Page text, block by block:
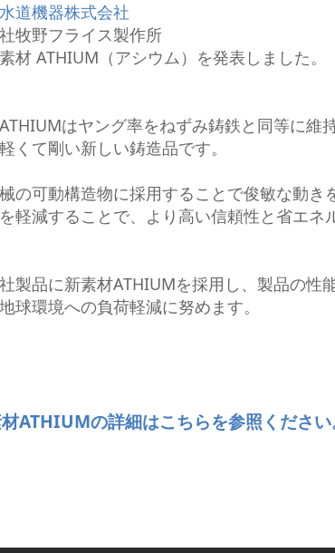
道機器株式会社
牧野フライス製作所
材 ATHIUM（アシウム）を発表しました。
はヤング率をねずみ鋳鉄と同等に維
くて剛い新しい鋳造品です。
の可動構造物に採用することで俊敏な動き
軽減することで、より高い信頼性と省エネ
製品に新素材ATHIUMを採用し、製品の性
球環境への負荷軽減に努めます。
材ATHIUMの詳細はこちらを参照ください